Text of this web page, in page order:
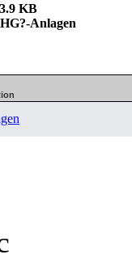
KB
Anlagen